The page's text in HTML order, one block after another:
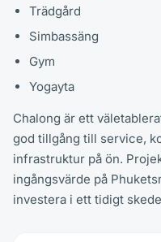
Trädgård
Simbassäng
Gym
Yogayta
Chalong är ett
god tillgång till service,
infrastruktur på ön.
ingångsvärde på
investera i ett tidigt